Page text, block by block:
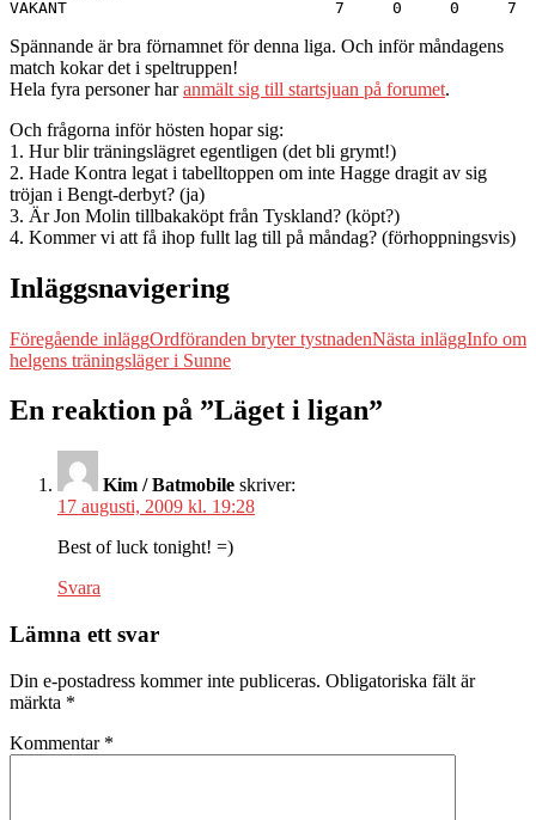
Spännande är bra förnamnet för denna liga. Och inför måndagens
match kokar det i speltruppen!
Hela fyra personer haranmält sig till startsjuan på forumet.
Och frågorna inför hösten hopar sig:
1. Hur blir träningslägret egentligen (det bli grymt!)
2. Hade Kontra legat i tabelltoppen om inte Hagge dragit av sig
tröjan i Bengt-derbyt? (ja)
3. Är Jon Molin tillbakaköpt från Tyskland? (köpt?)
4. Kommer vi att få ihop fullt lag till på måndag? (förhoppningsvis)
Inläggsnavigering
Föregående inläggOrdföranden bryter tystnadenNästa inläggInfo om
helgens träningsläger i Sunne
En reaktion på ”Läget i ligan”
Kim / Batmobile skriver:
17 augusti, 2009 kl. 19:28
Best of luck tonight! =)
Svara
Lämna ett svar
Din e-postadress kommer inte publiceras. Obligatoriska fält är
märkta *
Kommentar *